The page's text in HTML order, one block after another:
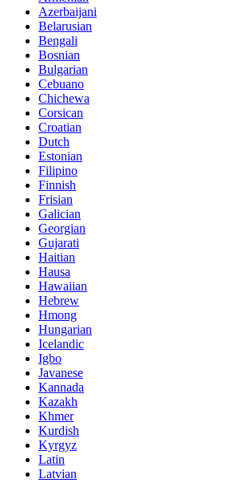
Azerbaijani
Belarusian
Bengali
Bosnian
Bulgarian
Cebuano
Chichewa
Corsican
Croatian
Dutch
Estonian
Filipino
Finnish
Frisian
Galician
Georgian
Gujarati
Haitian
Hausa
Hawaiian
Hebrew
Hmong
Hungarian
Icelandic
Igbo
Javanese
Kannada
Kazakh
Khmer
Kurdish
Kyrgyz
Latin
Latvian